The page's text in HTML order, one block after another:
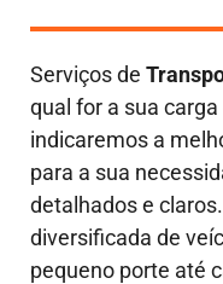
Serviços de
qual for a sua
indicaremos a
para a sua
detalhados e
diversificada de
pequeno porte até